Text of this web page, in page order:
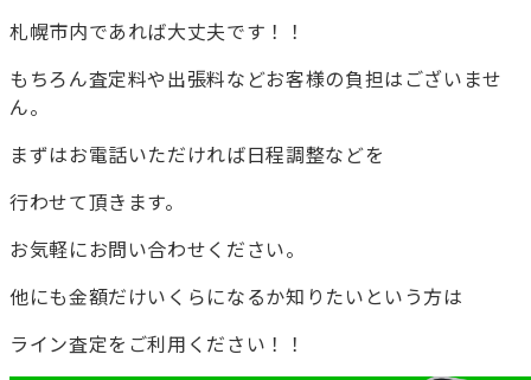
札幌市内であれば大丈夫です！！
もちろん査定料や出張料などお客様の負担はございませ
ん。
まずはお電話いただければ日程調整などを
行わせて頂きます。
お気軽にお問い合わせください。
他にも金額だけいくらになるか知りたいという方は
ライン査定をご利用ください！！